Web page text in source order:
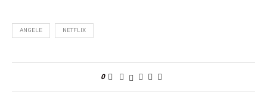
ANGELE NETFLIX
0